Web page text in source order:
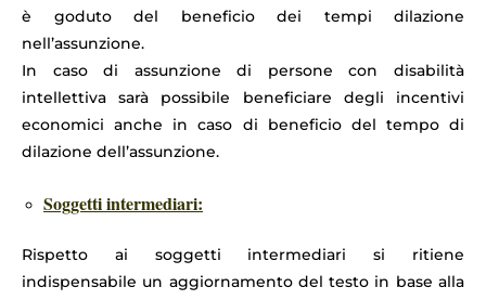
è goduto del beneficio dei tempi dilazione
nell’assunzione.
In caso di assunzione di persone con disabilità
intellettiva sarà possibile beneficiare degli incentivi
economici anche in caso di beneficio del tempo di
dilazione dell’assunzione.
Soggetti intermediari:
Rispetto ai soggetti intermediari si ritiene
indispensabile un aggiornamento del testo in base alla